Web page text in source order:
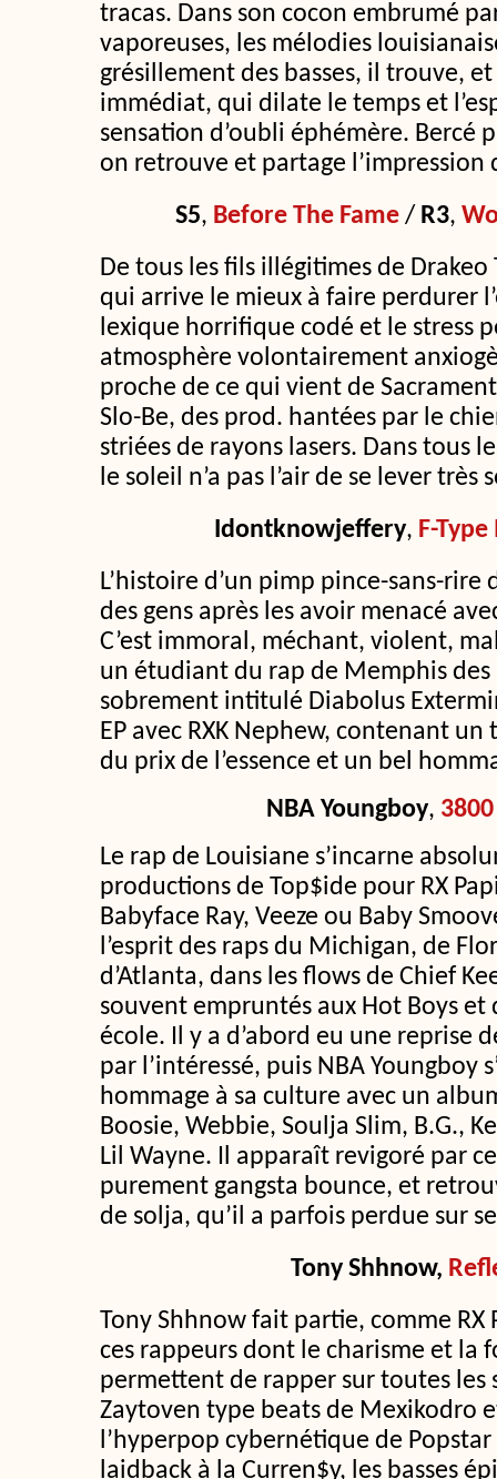
tracas. Dans son cocon embrumé
vaporeuses, les mélodies
grésillement des basses, il trouve,
immédiat, qui dilate le temps et
sensation d’oubli éphémère. Bercé
on retrouve et partage l’impression
S5, Before The Fame/ R3,
De tous les fils illégitimes de Drakeo
qui arrive le mieux à faire perdurer
lexique horrifique codé et le stress
atmosphère volontairement
proche de ce qui vient de
Slo-Be, des prod. hantées par le
striées de rayons lasers. Dans tous
le soleil n’a pas l’air de se lever très
Idontknowjeffery, F-
L’histoire d’un pimp pince-sans-rire
des gens après les avoir menacé
C’est immoral, méchant, violent,
un étudiant du rap de Memphis des
sobrement intitulé Diabolus
EP avec RXK Nephew, contenant
du prix de l’essence et un bel
NBA Youngboy,
Le rap de Louisiane s’incarne
productions de Top$ide pour RX
Babyface Ray, Veeze ou Baby
l’esprit des raps du Michigan, de
d’Atlanta, dans les flows de Chief
souvent empruntés aux Hot Boys
école. Il y a d’abord eu une reprise
par l’intéressé, puis NBA Youngboy
hommage à sa culture avec un
Boosie, Webbie, Soulja Slim, B.G.,
Lil Wayne. Il apparaît revigoré par
purement gangsta bounce, et
de solja, qu’il a parfois perdue sur
Tony Shhnow,
Tony Shhnow fait partie, comme RX
ces rappeurs dont le charisme et la
permettent de rapper sur toutes les
Zaytoven type beats de Mexikodro
l’hyperpop cybernétique de
laidback à la Curren$y, les basses